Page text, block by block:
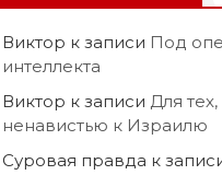
Виктор к записи Под
интеллекта
Виктор к записи Для
ненавистью к Израилю
Суровая правда к